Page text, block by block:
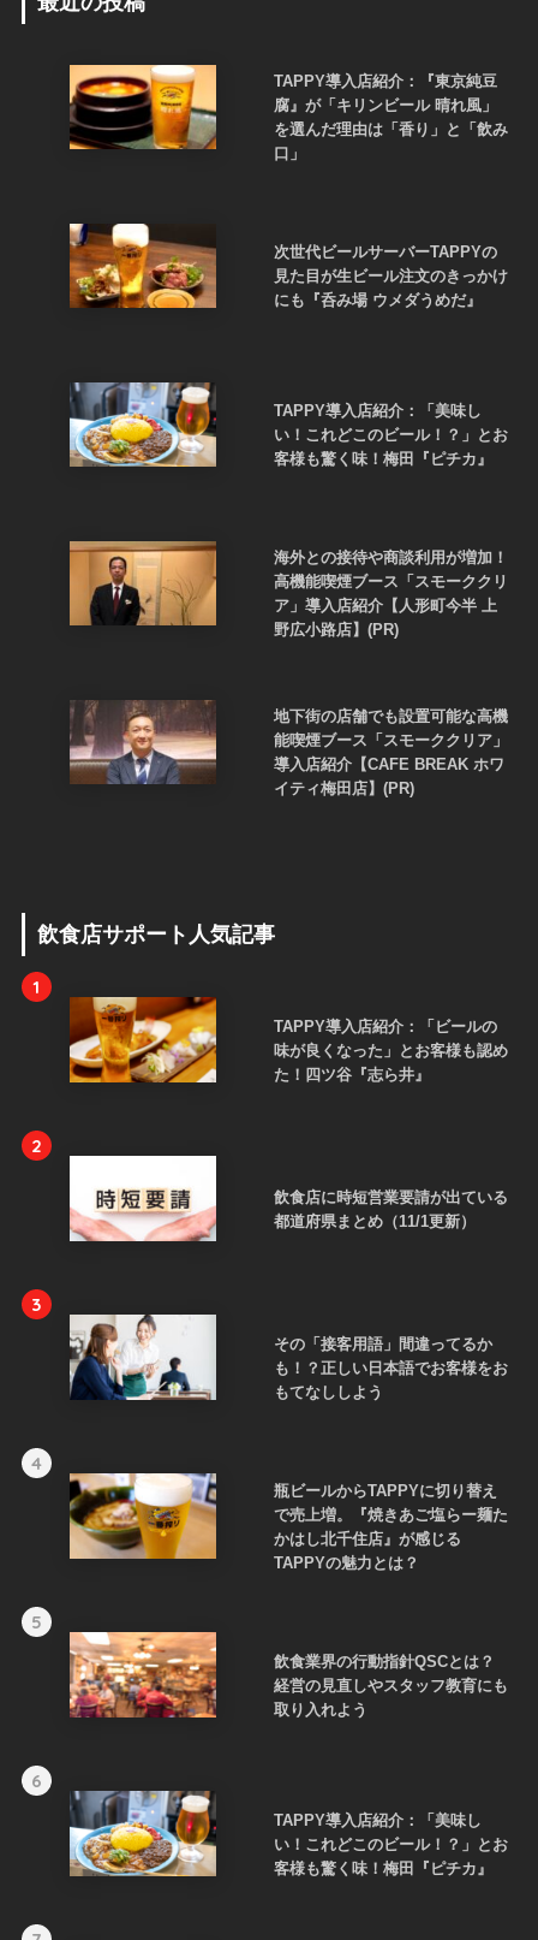
TAPPY導入店紹介：『東京純豆
腐』が「キリンビール 晴れ風」
を選んだ理由は「香り」と「飲み
口」
次世代ビールサーバーTAPPYの
見た目が生ビール注文のきっかけ
にも『呑み場 ウメダうめだ』
TAPPY導入店紹介：「美味し
い！これどこのビール！？」とお
客様も驚く味！梅田『ピチカ』
海外との接待や商談利用が増加！
高機能喫煙ブース「スモーククリ
ア」導入店紹介【人形町今半 上
野広小路店】(PR)
地下街の店舗でも設置可能な高機
能喫煙ブース「スモーククリア」
導入店紹介【CAFE BREAK ホワ
イティ梅田店】(PR)
飲食店サポート人気記事
1
TAPPY導入店紹介：「ビールの
味が良くなった」とお客様も認め
た！四ツ谷『志ら井』
2
飲食店に時短営業要請が出ている
都道府県まとめ（11/1更新）
3
その「接客用語」間違ってるか
も！？正しい日本語でお客様をお
もてなししよう
4
瓶ビールからTAPPYに切り替え
で売上増。『焼きあご塩らー麺た
かはし北千住店』が感じる
TAPPYの魅力とは？
5
飲食業界の行動指針QSCとは？
経営の見直しやスタッフ教育にも
取り入れよう
6
TAPPY導入店紹介：「美味し
い！これどこのビール！？」とお
客様も驚く味！梅田『ピチカ』